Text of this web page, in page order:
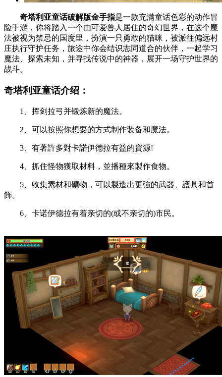
奇塔利亚童话破解版金手指是一款充满童话色彩的动作冒
险手游，你将踏入一个由可爱兽人居住的奇幻世界，在这个魔
法被视为禁忌的国度里，扮演一只勇敢的猫咪，被派往偏远村
庄执行守护任务，旅途中你会结识志同道合的伙伴，一起学习
魔法、探索未知，并寻找传说中的神器，展开一场守护世界的
战斗。
奇塔利亚童话介绍：
1、挥剑拉弓并锻炼新的魔法。
2、可以按照你想要的方式制作装备和魔法。
3、有著許多對卡諾伊德拉有益的資源!
4、抓住怪物獲取材料，並播種來製作食物。
5、收集素材和礦物，可以製造出更強的武器、護具和首
飾。
6、卡诺伊德拉有着亲切的(或不亲切的)市民。